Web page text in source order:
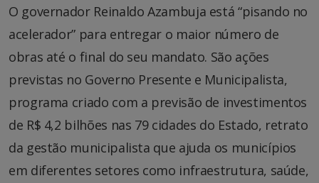
O governador Reinaldo Azambuja está “pisando no
acelerador” para entregar o maior número de
obras até o final do seu mandato. São ações
previstas no Governo Presente e Municipalista,
programa criado com a previsão de investimentos
de R$ 4,2 bilhões nas 79 cidades do Estado, retrato
da gestão municipalista que ajuda os municípios
em diferentes setores como infraestrutura, saúde,